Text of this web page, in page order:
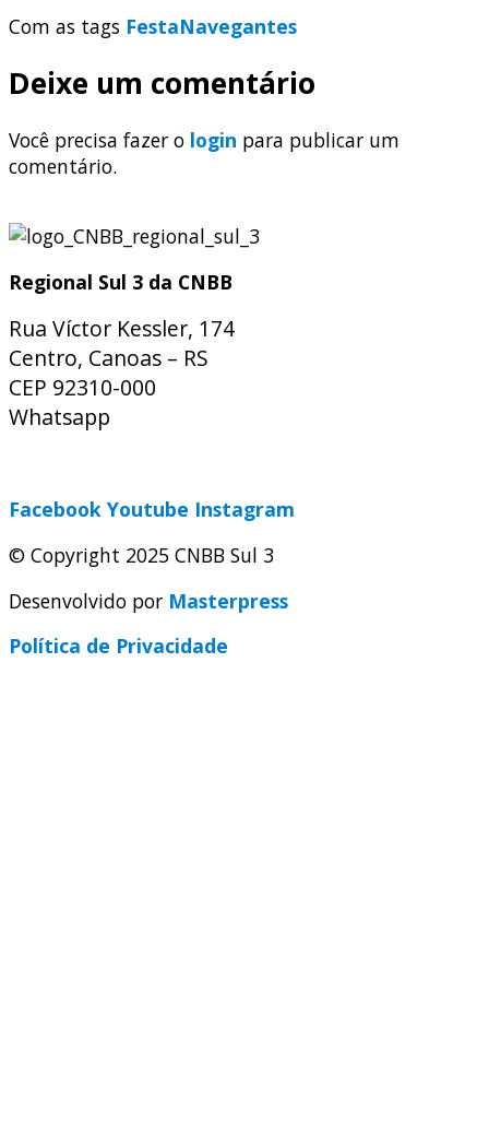
Com as tags FestaNavegantes
Deixe um comentário
Você precisa fazer o login para publicar um
comentário.
Regional Sul 3 da CNBB
Rua Víctor Kessler, 174
Centro, Canoas – RS
CEP 92310-000
Whatsapp
Facebook Youtube Instagram
© Copyright 2025 CNBB Sul 3
Desenvolvido por Masterpress
Política de Privacidade